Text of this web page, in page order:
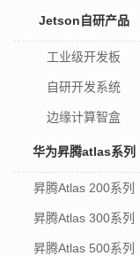
Jetson自研产品
工业级开发板
自研开发系统
边缘计算智盒
华为昇腾atlas系列
昇腾Atlas 200系列
昇腾Atlas 300系列
昇腾Atlas 500系列